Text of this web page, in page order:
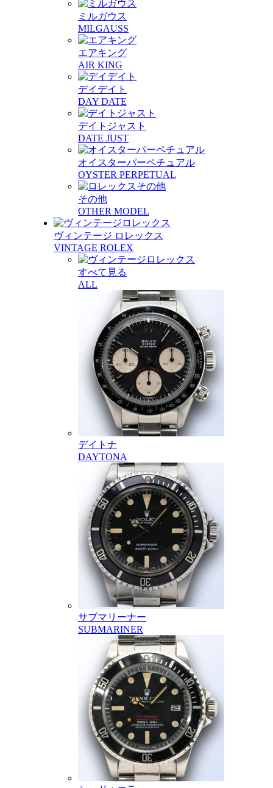
ミルガウス
MILGAUSS
エアキング
AIR KING
デイデイト
DAY DATE
デイトジャスト
DATE JUST
オイスターパーペチュアル
OYSTER PERPETUAL
その他
OTHER MODEL
ヴィンテージ ロレックス
VINTAGE ROLEX
すべて見る
ALL
デイトナ
DAYTONA
サブマリーナー
SUBMARINER